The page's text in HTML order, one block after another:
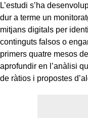
L’estudi s’ha
dur a terme un
mitjans digitals per
continguts falsos o
primers quatre mesos
aprofundir en l’anàlisi
de ràtios i propostes